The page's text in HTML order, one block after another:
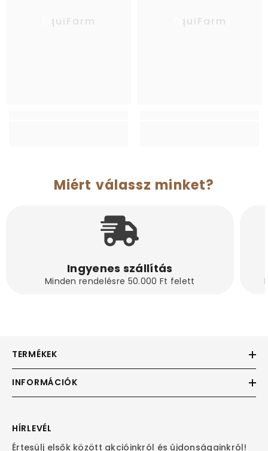
EquiFarm EquiFarm
Miért válassz minket?
Ingyenes szállítás
Minden rendelésre 50.000 Ft felett
TERMÉKEK
INFORMÁCIÓK
HÍRLEVÉL
Értesülj elsők között akcióinkról és újdonságainkról!